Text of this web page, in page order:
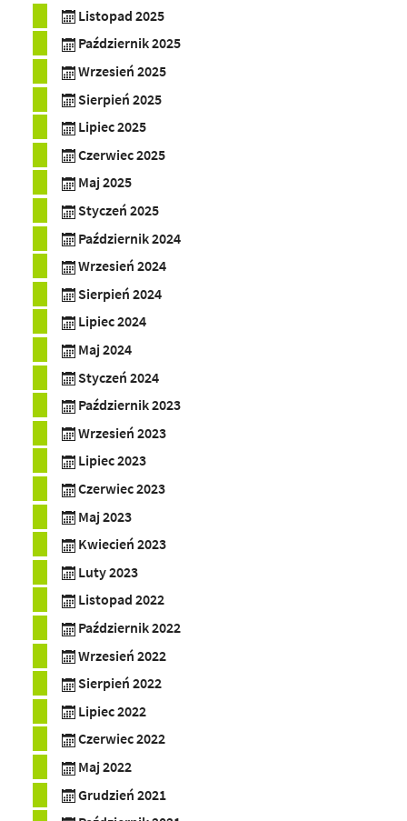
Listopad 2025
Październik 2025
Wrzesień 2025
Sierpień 2025
Lipiec 2025
Czerwiec 2025
Maj 2025
Styczeń 2025
Październik 2024
Wrzesień 2024
Sierpień 2024
Lipiec 2024
Maj 2024
Styczeń 2024
Październik 2023
Wrzesień 2023
Lipiec 2023
Czerwiec 2023
Maj 2023
Kwiecień 2023
Luty 2023
Listopad 2022
Październik 2022
Wrzesień 2022
Sierpień 2022
Lipiec 2022
Czerwiec 2022
Maj 2022
Grudzień 2021